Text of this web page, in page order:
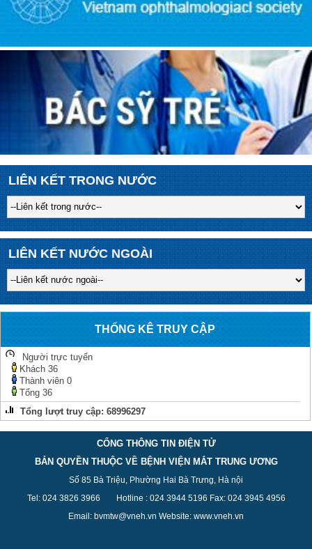
LIÊN KẾT TRONG NƯỚC
LIÊN KẾT NƯỚC NGOÀI
THỐNG KÊ TRUY CẬP
Người trực tuyến
Khách 36
Thành viên 0
Tổng 36
Tổng lượt truy cập: 68996297
CỔNG THÔNG TIN ĐIỆN TỬ
BẢN QUYỀN THUỘC VỀ BỆNH VIỆN MẮT TRUNG ƯƠNG
Số 85 Bà Triệu, Phường Hai Bà Trưng, Hà nội
Tel: 024 3826 3966 Hotline : 024 3944 5196 Fax: 024 3945 4956
Email: bvmtw@vneh.vn Website: www.vneh.vn